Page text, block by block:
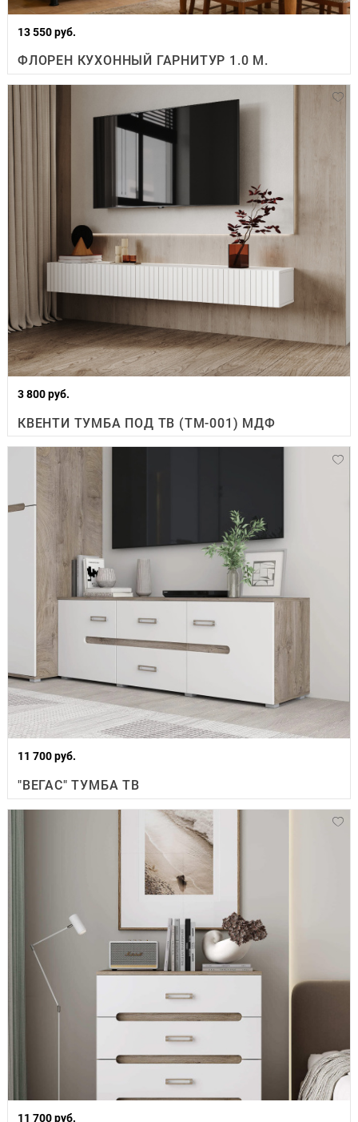
13 550 руб.
ФЛОРЕН КУХОННЫЙ ГАРНИТУР 1.0 М.
3 800 руб.
КВЕНТИ ТУМБА ПОД ТВ (ТМ-001) МДФ
11 700 руб.
"ВЕГАС" ТУМБА ТВ
11 700 руб.